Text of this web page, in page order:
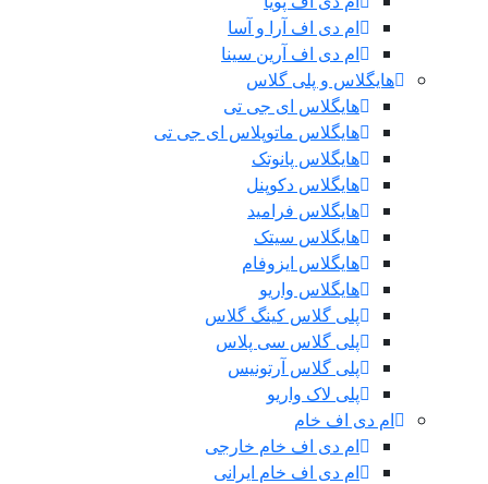
ام دی اف آرا و آسا
ام دی اف آرین سینا
هایگلاس و پلی گلاس
هایگلاس ای جی تی
هایگلاس ماتوپلاس ای جی تی
هایگلاس پانوتک
هایگلاس دکوپنل
هایگلاس فرامید
هایگلاس سیتک
هایگلاس ایزوفام
هایگلاس واریو
پلی گلاس کینگ گلاس
پلی گلاس سی پلاس
پلی گلاس آرتونیس
پلی لاک واریو
ام دی اف خام
ام دی اف خام خارجی
ام دی اف خام ایرانی